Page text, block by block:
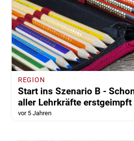
REGION
Start ins Szenario B -
aller Lehrkräfte erstgeimpft
vor 5 Jahren